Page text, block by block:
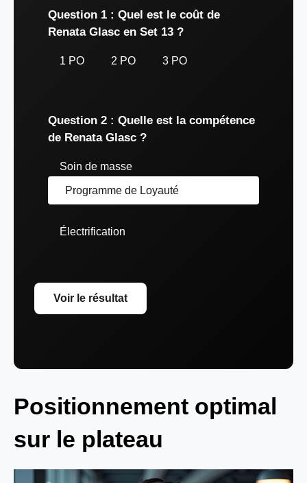
Question 1 : Quel est le coût de
Renata Glasc en Set 13 ?
1 PO 2 PO 3 PO
Question 2 : Quelle est la compétence
de Renata Glasc ?
Soin de masse
Programme de Loyauté
Électrification
Voir le résultat
Positionnement optimal
sur le plateau